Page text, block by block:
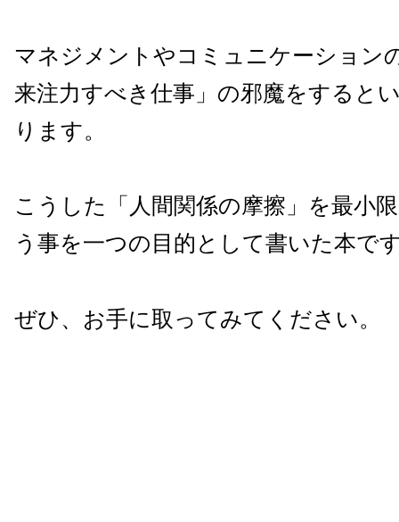
マネジメントやコミュニケーション
来注力すべき仕事」の邪魔をすると
ります。
こうした「人間関係の摩擦」を最小
う事を一つの目的として書いた本で
ぜひ、お手に取ってみてください。